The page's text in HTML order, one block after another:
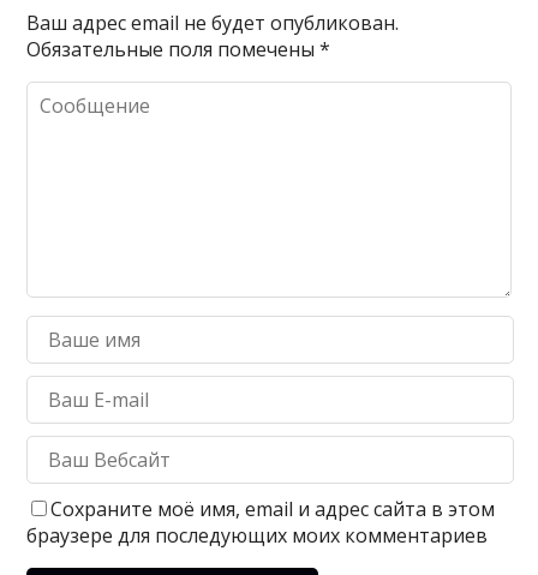
Ваш адрес email не будет опубликован.
Обязательные поля помечены*
Сохраните моё имя, email и адрес сайта в этом
браузере для последующих моих комментариев